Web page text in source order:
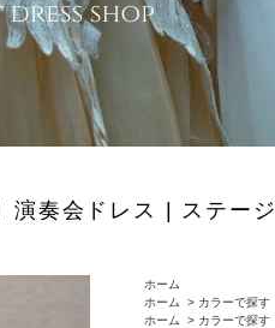
演奏会ドレス | ステー
ホーム
ホーム
> カラーで探す
ホーム
> カラーで探す